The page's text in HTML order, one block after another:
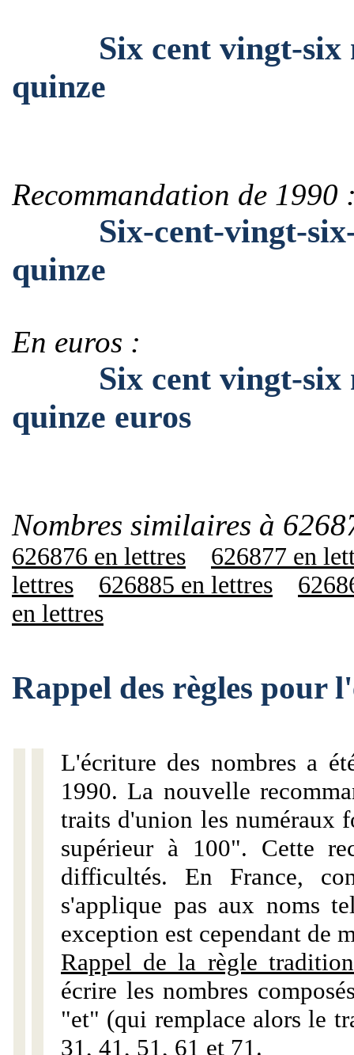
Six cent vingt-six
quinze
Recommandation de 1990
Six-cent-vingt-six-
quinze
En euros :
Six cent vingt-six
quinze euros
Nombres similaires à
626876 en lettres
626877 en
lettres
626885 en lettres
en lettres
Rappel des règles pour
L'écriture des nombres a
1990. La nouvelle
traits d'union les numéraux
supérieur à 100". Cette
difficultés. En France,
s'applique pas aux noms
exception est cependant de
Rappel de la règle
écrire les nombres
"et" (qui remplace alors le
31, 41, 51, 61 et 71.